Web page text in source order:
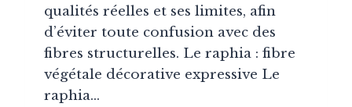
qualités réelles et ses limites, afin
d’éviter toute confusion avec des
fibres structurelles. Le raphia : fibre
végétale décorative expressive Le
raphia…